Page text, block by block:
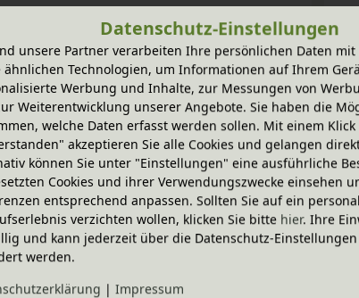
Datenschutz-Einstellungen
unsere Partner verarbeiten Ihre persönlichen Daten mit
ähnlichen Technologien, um Informationen auf Ihrem
Werbung und Inhalte, zur Messungen von
Weiterentwicklung unserer Angebote. Sie haben die
welche Daten erfasst werden sollen. Mit einem
akzeptieren Sie alle Cookies und gelangen
können Sie unter "Einstellungen" eine ausführliche
Cookies und ihrer Verwendungszwecke einsehen
entsprechend anpassen. Sollten Sie auf ein
verzichten wollen, klicken Sie bitte hier. Ihre
und kann jederzeit über die Datenschutz-
werden.
| Impressum